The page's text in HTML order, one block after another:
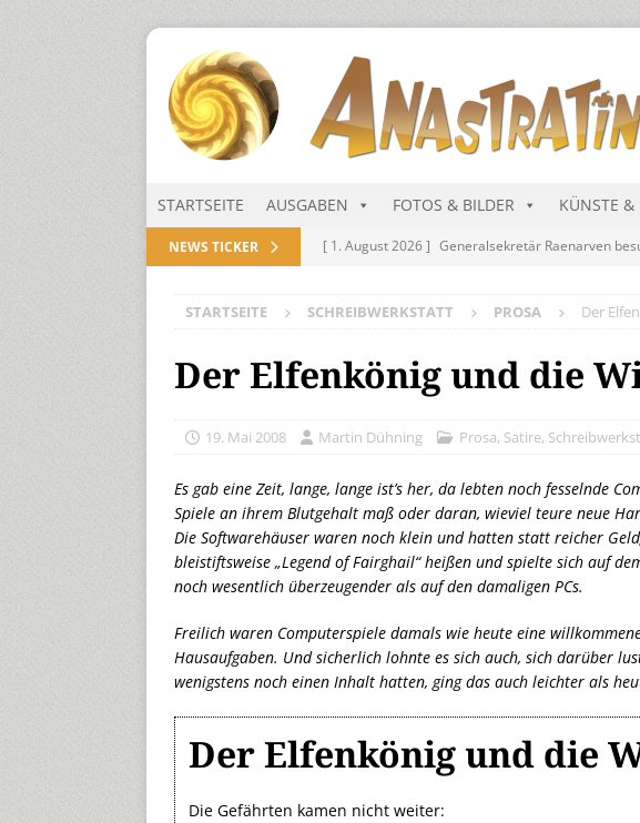
STARTSEITE AUSGABEN FOTOS & BILDER KÜNSTE
NEWS TICKER [ 1. August 2026 ] Generalsekretär Raenarven
[ 1. August 2026 ] Niarts Musik wird erst mal
[ 31. Juli 2026 ]
Des Himmels Blau
MALMEDIEN
Generalsekretär stellt Streichliste
[ 1. August 2026 ]
Die Niarts Charts im August
STARTSEITE SCHREIBWERKSTATT PROSA Der
Der Elfenkönig und die
19. Mai 2008 Martin Dühning Prosa, Satire,
Es gab eine Zeit, lange, lange ist’s her, da lebten noch fesselnde
Spiele an ihrem Blutgehalt maß oder daran, wieviel teure neue
Die Softwarehäuser waren noch klein und hatten statt reicher
bleistiftsweise „Legend of Fairghail“ heißen und spielte sich auf
noch wesentlich überzeugender als auf den damaligen PCs.
Freilich waren Computerspiele damals wie heute eine
Hausaufgaben. Und sicherlich lohnte es sich auch, sich darüber
wenigstens noch einen Inhalt hatten, ging das auch leichter als
Der Elfenkönig und die
Die Gefährten kamen nicht weiter: